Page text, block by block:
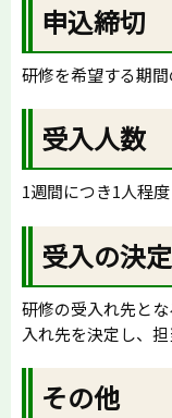
申込締切
研修を希望する期
受入人数
1週間につき1人程度
受入の決定
研修の受入れ先と
入れ先を決定し、担
その他